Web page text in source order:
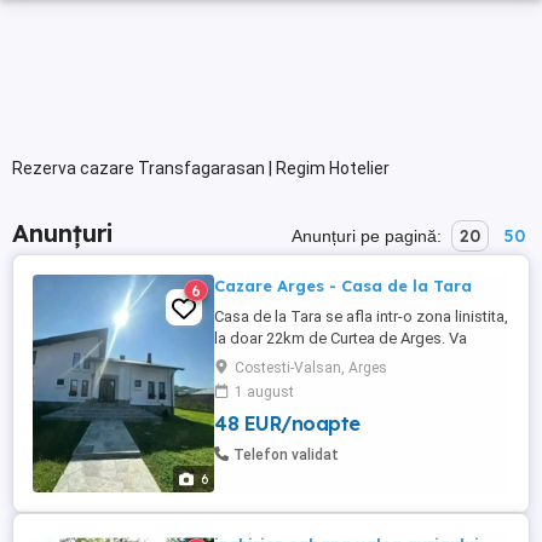
Rezerva cazare Transfagarasan | Regim Hotelier
Anunțuri Anunțuri pe pagină: 20 50
6
6 Cazare Arges - Casa de la Tara
Casa de la Tara se afla intr-o zona linistita,
la doar 22km de Curtea de Arges. Va
punem la dispozitie un living generos de
50mp2, o bucatarie complet utilata si 7
camere dintre care 5 duble matrimoniale si
2 camere triple. Camerele dispun de baie
proprie, tv, wifi. Optional se poate inchiria
Costesti-Valsan, Arges
1 august
48 EUR/noapte
Telefon validat